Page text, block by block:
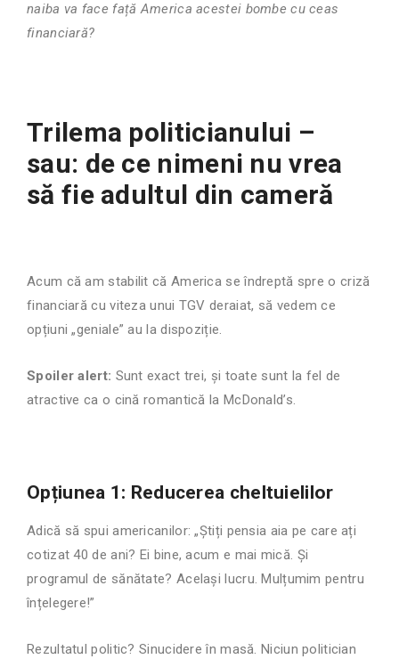
naiba va face față America acestei bombe cu ceas
financiară?
Trilema politicianului –
sau: de ce nimeni nu vrea
să fie adultul din cameră
Acum că am stabilit că America se îndreptă spre o criză
financiară cu viteza unui TGV deraiat, să vedem ce
opțiuni „geniale” au la dispoziție.
Spoiler alert: Sunt exact trei, și toate sunt la fel de
atractive ca o cină romantică la McDonald’s.
Opțiunea 1: Reducerea cheltuielilor
Adică să spui americanilor: „Știți pensia aia pe care ați
cotizat 40 de ani? Ei bine, acum e mai mică. Și
programul de sănătate? Același lucru. Mulțumim pentru
înțelegere!”
Rezultatul politic? Sinucidere în masă. Niciun politician